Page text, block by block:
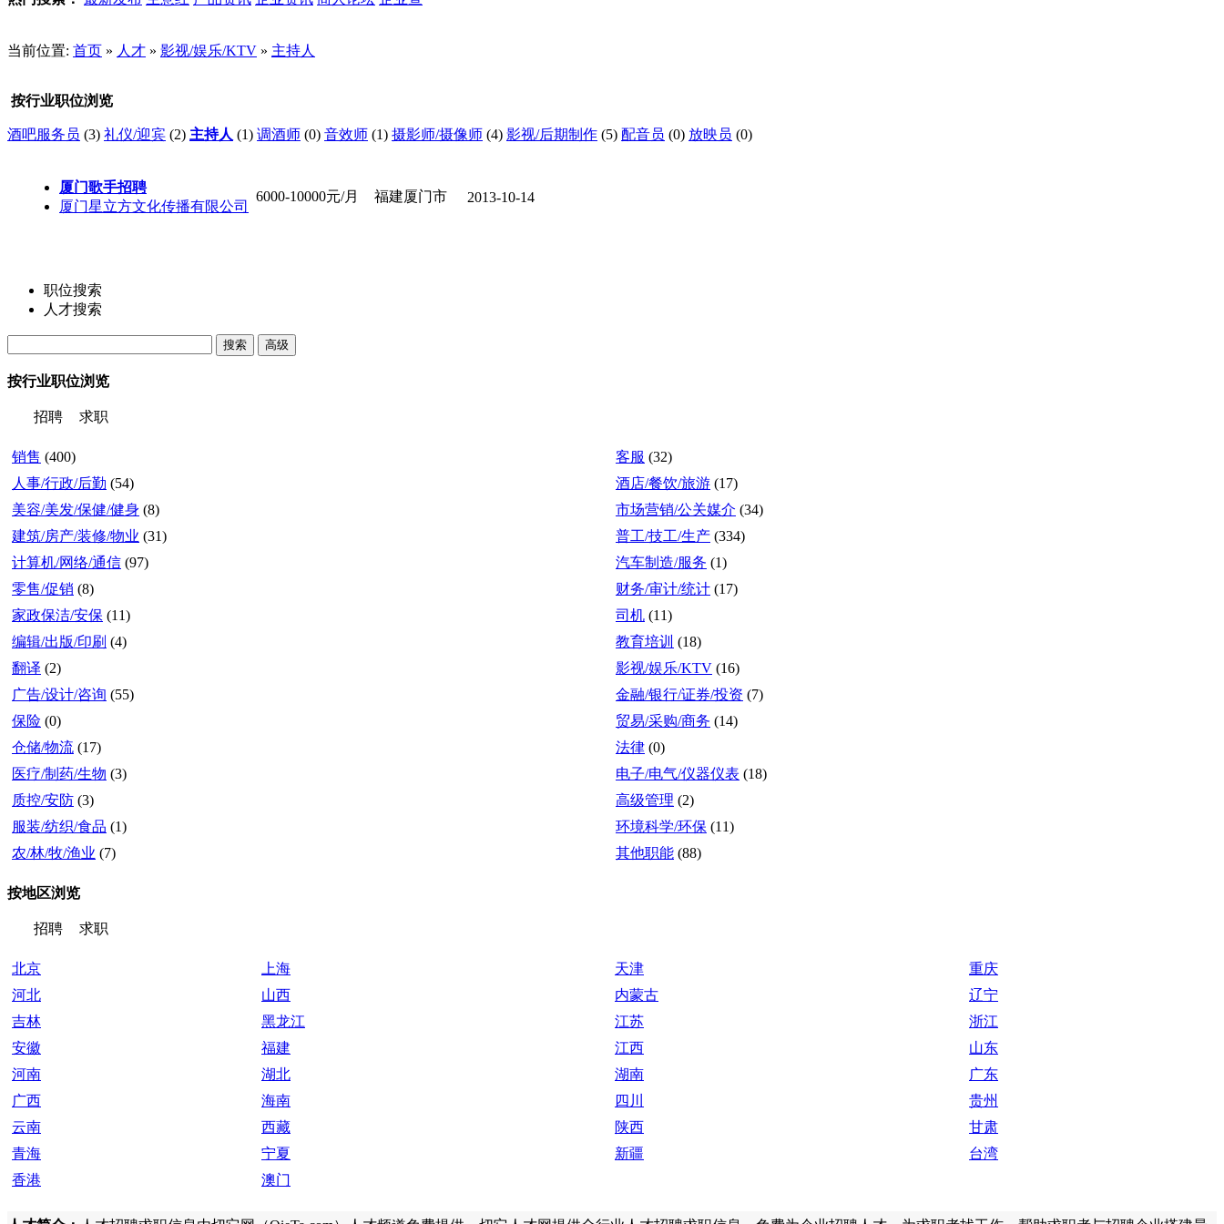
当前位置: 首页 » 人才 » 影视/娱乐/KTV » 主持人
按行业职位浏览
酒吧服务员 (3) 礼仪/迎宾 (2) 主持人 (1) 调酒师 (0) 音效师 (1) 摄影师/摄像师 (4) 影视/后期制作 (5) 配音员 (0) 放映员 (0)
厦门歌手招聘
厦门星立方文化传播有限公司
6000-10000元/月 福建厦门市 2013-10-14
职位搜索
人才搜索
按行业职位浏览
招聘 求职
销售 (400) 客服 (32)
人事/行政/后勤 (54) 酒店/餐饮/旅游 (17)
美容/美发/保健/健身 (8) 市场营销/公关媒介 (34)
建筑/房产/装修/物业 (31) 普工/技工/生产 (334)
计算机/网络/通信 (97) 汽车制造/服务 (1)
零售/促销 (8) 财务/审计/统计 (17)
家政保洁/安保 (11) 司机 (11)
编辑/出版/印刷 (4) 教育培训 (18)
翻译 (2) 影视/娱乐/KTV (16)
广告/设计/咨询 (55) 金融/银行/证券/投资 (7)
保险 (0) 贸易/采购/商务 (14)
仓储/物流 (17) 法律 (0)
医疗/制药/生物 (3) 电子/电气/仪器仪表 (18)
质控/安防 (3) 高级管理 (2)
服装/纺织/食品 (1) 环境科学/环保 (11)
农/林/牧/渔业 (7) 其他职能 (88)
按地区浏览
招聘 求职
北京 上海 天津
重庆
河北
山西 内蒙古
辽宁
吉林
黑龙江 江苏
浙江
安徽
福建 江西
山东
河南
湖北 湖南
广东
广西
海南 四川
贵州
云南
西藏 陕西
甘肃
青海
宁夏 新疆
台湾
香港
澳门